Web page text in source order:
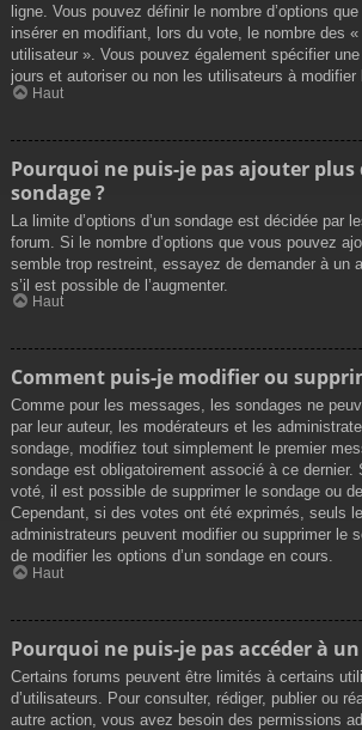
ligne. Vous pouvez définir le nombre d’options
insérer en modifiant, lors du vote, le nombre des
utilisateur ». Vous pouvez également spécifier
jours et autoriser ou non les utilisateurs à modifier
Haut
Pourquoi ne puis-je pas ajouter plus
sondage ?
La limite d’options d’un sondage est décidée par
forum. Si le nombre d’options que vous pouvez
semble trop restreint, essayez de demander à un
s’il est possible de l’augmenter.
Haut
Comment puis-je modifier ou
Comme pour les messages, les sondages ne
par leur auteur, les modérateurs et les
sondage, modifiez tout simplement le premier
sondage est obligatoirement associé à ce dernier.
voté, il est possible de supprimer le sondage ou
Cependant, si des votes ont été exprimés, seuls
administrateurs peuvent modifier ou supprimer le
de modifier les options d’un sondage en cours.
Haut
Pourquoi ne puis-je pas accéder à
Certains forums peuvent être limités à certains
d’utilisateurs. Pour consulter, rédiger, publier ou
autre action, vous avez besoin des permissions